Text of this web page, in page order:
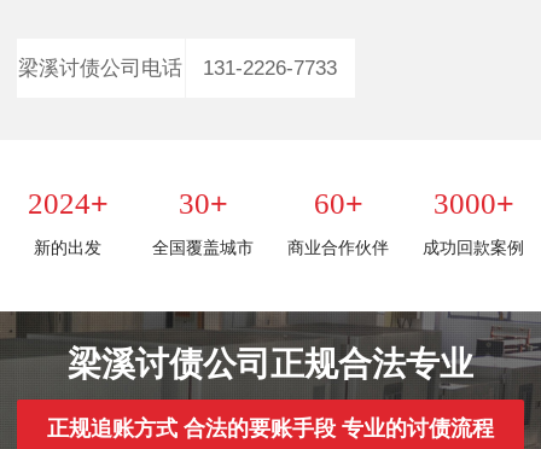
梁溪讨债公司电话 131-2226-7733
2024+
新的出发
30+
全国覆盖城市
60+
商业合作伙伴
3000+
成功回款案例
梁溪讨债公司正规合法专业
正规追账方式 合法的要账手段 专业的讨债流程